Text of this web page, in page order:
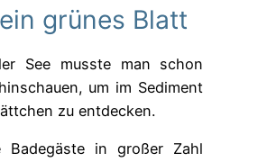
grünes Blatt
See musste man schon
um im Sediment
zu entdecken.
Badegäste in großer Zahl